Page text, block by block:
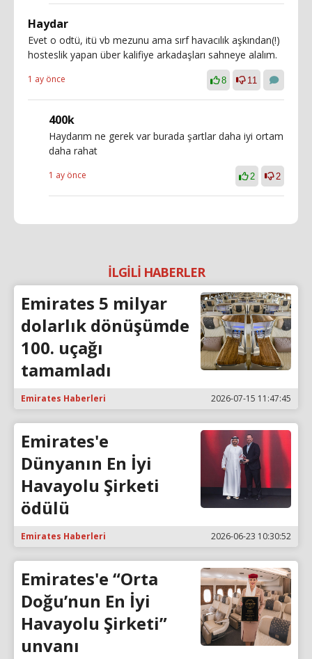
Haydar
Evet o odtü, itü vb mezunu ama sırf havacılık aşkından(!)
hosteslik yapan über kalifiye arkadaşları sahneye alalım.
1 ay önce 8 11
400k
Haydarım ne gerek var burada şartlar daha iyi ortam
daha rahat
1 ay önce 2 2
İLGİLİ HABERLER
Emirates 5 milyar
dolarlık dönüşümde
100. uçağı
tamamladı
Emirates Haberleri 2026-07-15 11:47:45
Emirates'e
Dünyanın En İyi
Havayolu Şirketi
ödülü
Emirates Haberleri 2026-06-23 10:30:52
Emirates'e “Orta
Doğu’nun En İyi
Havayolu Şirketi”
unvanı